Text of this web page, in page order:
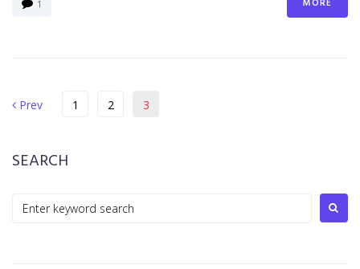
1 MORE
Berichten
Prev
Prev 1 2 3
SEARCH
Search